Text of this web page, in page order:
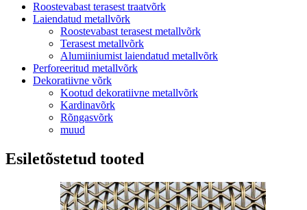
Roostevabast terasest traatvõrk
Laiendatud metallvõrk
Roostevabast terasest metallvõrk
Terasest metallvõrk
Alumiiniumist laiendatud metallvõrk
Perforeeritud metallvõrk
Dekoratiivne võrk
Kootud dekoratiivne metallvõrk
Kardinavõrk
Rõngasvõrk
muud
Esiletõstetud tooted